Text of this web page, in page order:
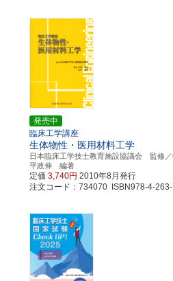
発売中
臨床工学講座
生体物性・医用材料工学
日本臨床工学技士教育施設協議会 監修／
平政伸 編著
定価3,740円 2010年8月発行
注文コード：734070 ISBN978-4-